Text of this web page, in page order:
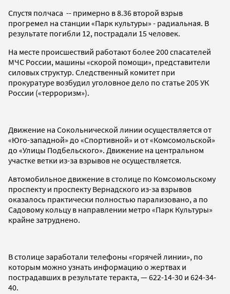
Спустя полчаса -- примерно в 8.36 второй взрыв
прогремел на станции «Парк культуры» - радиальная. В
результате погибли 12, пострадали 15 человек.
На месте происшествий работают более 200 спасателей
МЧС России, машины «скорой помощи», представители
силовых структур. Следственный комитет при
прокуратуре возбудил уголовное дело по статье 205 УК
России («терроризм»).
Движение на Сокольнической линии осуществляется от
«Юго-западной» до «Спортивной» и от «Комсомольской»
до «Улицы Подбельского». Движение на центральном
участке ветки из-за взрывов не осуществляется.
Автомобильное движение в столице по Комсомольскому
проспекту и проспекту Вернадского из-за взрывов
оказалось практически полностью парализовано, а по
Садовому кольцу в направлении метро «Парк Культуры»
крайне затруднено.
В столице заработали телефоны «горячей линии», по
которым можно узнать информацию о жертвах и
пострадавших в результате теракта, —622-14-30 и 624-34-
40.